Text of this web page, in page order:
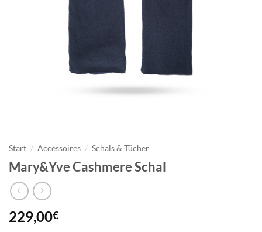
Start / Accessoires / Schals & Tücher
Mary&Yve Cashmere Schal
229,00€